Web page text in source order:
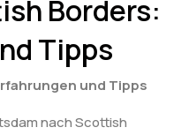
Borders:
Tipps
und Tipps
nach Scottish